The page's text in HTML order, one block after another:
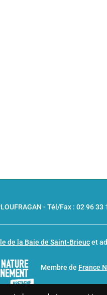
-Tél/Fax : 02 96 33
de la Baie de Saint-Brieucet
Membre de France